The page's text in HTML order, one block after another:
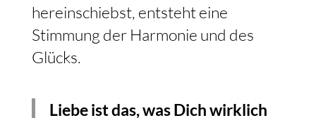
hereinschiebst, entsteht eine
Stimmung der Harmonie und des
Glücks.
Liebe ist das, was Dich wirklich